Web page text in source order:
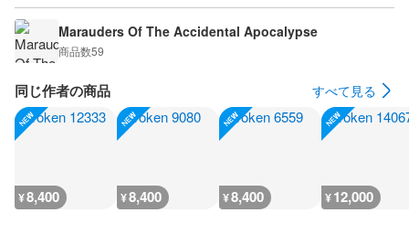
Marauders Of The Accidental Apocalypse
商品数59
同じ作者の商品 すべて見る
¥8,400 ¥8,400 ¥8,400 ¥12,000